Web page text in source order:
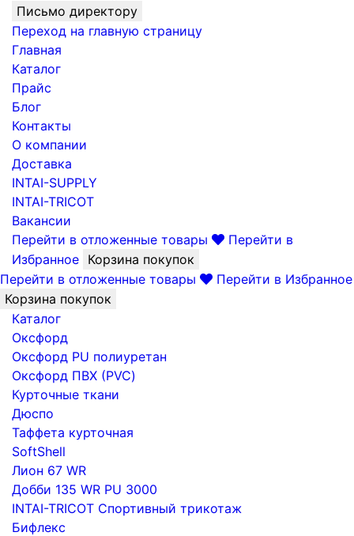
Письмо директору
Переход на главную страницу
Главная
Каталог
Прайс
Блог
Контакты
О компании
Доставка
INTAI-SUPPLY
INTAI-TRICOT
Вакансии
Перейти в отложенные товары
Перейти в
Избранное Корзина покупок
Перейти в отложенные товары
Перейти в Избранное
Корзина покупок
Каталог
Оксфорд
Оксфорд PU полиуретан
Оксфорд ПВХ (PVC)
Курточные ткани
Дюспо
Таффета курточная
SoftShell
Лион 67 WR
Добби 135 WR PU 3000
INTAI-TRICOT Спортивный трикотаж
Бифлекс